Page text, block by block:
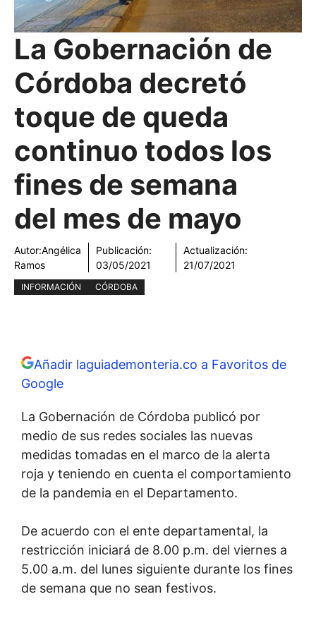
La Gobernación de
Córdoba decretó
toque de queda
continuo todos los
fines de semana
del mes de mayo
Autor:Angélica
Ramos
Publicación:
03/05/2021
Actualización:
21/07/2021
INFORMACIÓN CÓRDOBA
Añadir laguiademonteria.co a Favoritos de
Google
La Gobernación de Córdoba publicó por
medio de sus redes sociales las nuevas
medidas tomadas en el marco de la alerta
roja y teniendo en cuenta el comportamiento
de la pandemia en el Departamento.
De acuerdo con el ente departamental, la
restricción iniciará de 8.00 p.m. del viernes a
5.00 a.m. del lunes siguiente durante los fines
de semana que no sean festivos.